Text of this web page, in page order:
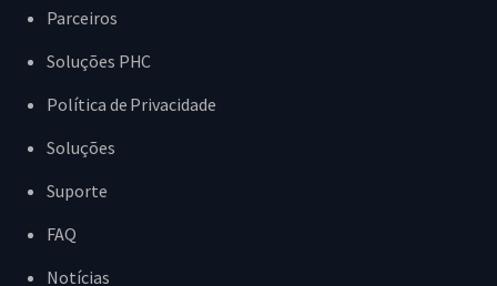
Parceiros
Soluções PHC
Política de Privacidade
Soluções
Suporte
FAQ
Notícias